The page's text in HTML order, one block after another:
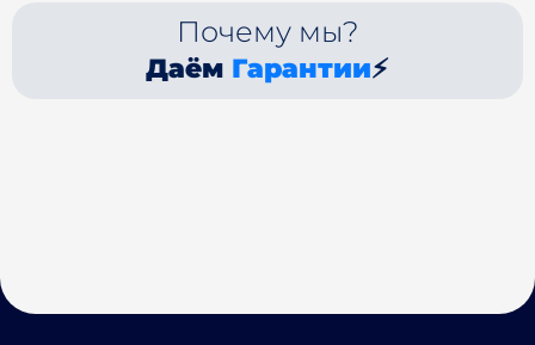
Почему мы?
Даём Гарантии⚡